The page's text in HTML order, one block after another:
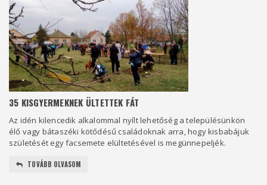
35 KISGYERMEKNEK ÜLTETTEK FÁT
Az idén kilencedik alkalommal nyílt lehetőség a településünkön
élő vagy bátaszéki kötődésű családoknak arra, hogy kisbabájuk
születését egy facsemete elültetésével is megünnepeljék.
TOVÁBB OLVASOM